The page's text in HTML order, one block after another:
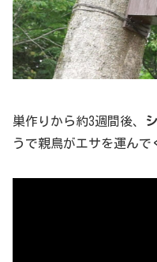
巣作りから約3週間後、
うで親鳥がエサを運んで